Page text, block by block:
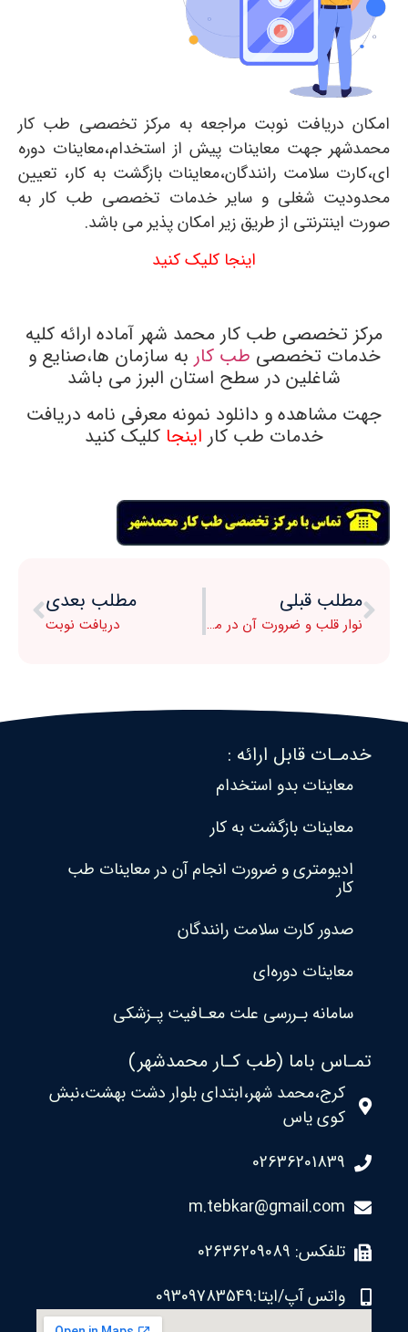
امکان دریافت نوبت مراجعه به مرکز تخصصی طب کار
محمدشهر جهت معاینات پیش از استخدام،معاینات دوره
ای،کارت سلامت رانندگان،معاینات بازگشت به کار، تعیین
محدودیت شغلی و سایر خدمات تخصصی طب کار به
صورت اینترنتی از طریق زیر امکان پذیر می باشد.
اینجا کلیک کنید
مرکز تخصصی طب کار محمد شهر آماده ارائه کلیه
خدمات تخصصی طب کار به سازمان ها،صنایع و
شاغلین در سطح استان البرز می باشد
جهت مشاهده و دانلود نمونه معرفی نامه دریافت
خدمات طب کار اینجا کلیک کنید
مطلب قبلی
نوار قلب و ضرورت آن در معاینات طب کار
مطلب بعدی
دریافت نوبت
خدمـات قابل ارائه :
معاینات بدو استخدام
معاینات بازگشت به کار
ادیومتری و ضرورت انجام آن در معاینات طب
کار
صدور کارت سلامت رانندگان
معاینات دوره‌ای
سامانه بـررسی علت معـافیت پـزشکی
تمـاس باما (طب کـار محمدشهر)
کرج،محمد شهر،ابتدای بلوار دشت بهشت،نبش
کوی یاس
02636201839
m.tebkar@gmail.com
تلفکس: 02636209089
واتس آپ/ایتا:09309783549